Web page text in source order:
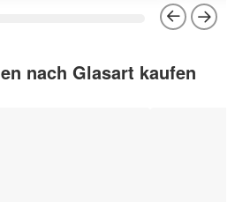
nach Glasart kaufen